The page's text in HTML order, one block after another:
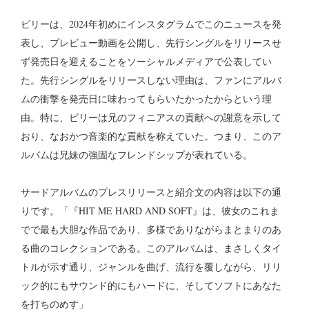
ビリーは、2024年初めにインスタグラムでこのニュースを発
表し、プレビュー動画を公開し、先行シングルをリリースせ
ず発売日を迎えることをソーシャルメディアで公表してい
た。先行シングルをリリースしない理由は、ファンにアルバ
ムの衝撃を発売日に味わってもらいたかったからという理
由。特に、ビリーは兄のフィニアスの貢献への謝意を示して
おり、なおかつ音楽的な貢献を称えていた。つまり、このア
ルバムは兄妹の強固なフレンドシップが表れている。
サードアルバムのプレスリリースと紹介文の内容は以下の通
りです。「『HIT ME HARD AND SOFT』は、彼女のこれま
でで最も大胆な作品であり、多様でありながらまとまりのあ
る曲のコレクションである。このアルバムは、まさしくタイ
トルが示す通り、ジャンルを曲げ、流行を覆しながら、リリ
ック的にもサウンド的にもハードに、そしてソフトにあなた
を打ちのめす」